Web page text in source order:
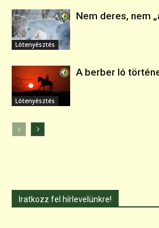
Lótenyésztés
Nem deres, nem
Lótenyésztés
A berber ló
Iratkozz fel hírlevelünkre!